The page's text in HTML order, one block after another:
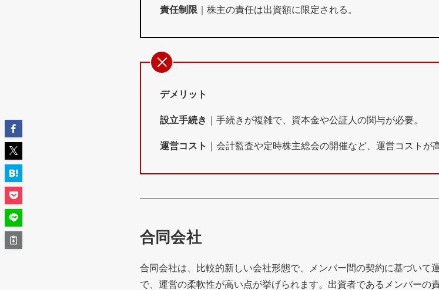
責任制限 ｜株主の責任は出資額に限定される。
デメリット
設立手続き ｜手続きが複雑で、資本金や公証人の関与が必要。
運営コスト ｜会計監査や定時株主総会の開催など、運営コストが
合同会社
合同会社は、比較的新しい会社形態で、メンバー間の契約に基づいて
で、運営の柔軟性が高い点が挙げられます。出資者であるメンバーの